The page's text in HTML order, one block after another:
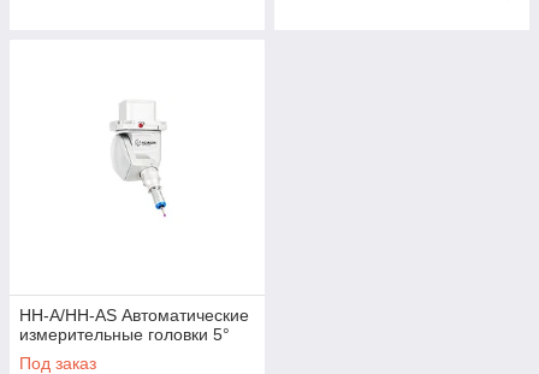
HH-A/HH-AS Автоматические
измерительные головки 5°
Под заказ